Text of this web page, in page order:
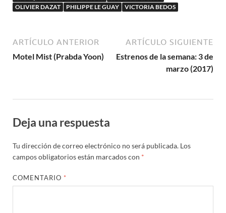
OLIVIER DAZAT
PHILIPPE LE GUAY VICTORIA BEDOS
ARTÍCULO ANTERIOR
Motel Mist (Prabda Yoon)
ARTÍCULO SIGUIENTE
Estrenos de la semana: 3 de
marzo (2017)
Deja una respuesta
Tu dirección de correo electrónico no será publicada. Los
campos obligatorios están marcados con *
COMENTARIO *